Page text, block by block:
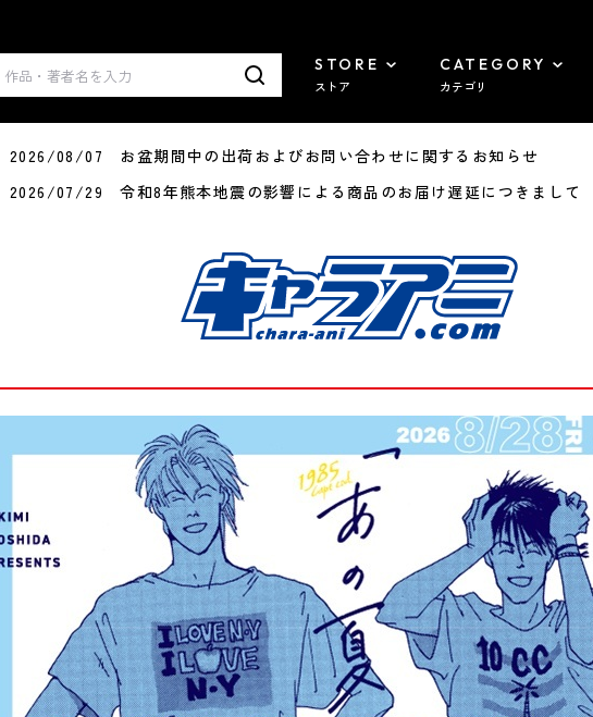
STORE
ストア
CATEGORY
カテゴリ
2026/08/07 お盆期間中の出荷およびお問い合わせに関するお知らせ
2026/07/29 令和8年熊本地震の影響による商品のお届け遅延につきまして